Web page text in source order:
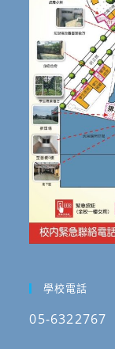
學校電話
05-6322767